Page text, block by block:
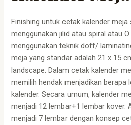
Finishing untuk cetak kalender
menggunakan jilid atau spiral atau
menggunakan teknik doff/
meja yang standar adalah 21 x 15
landscape. Dalam cetak kalender
memilih hendak menjadikan berapa
kalender. Secara umum, kalender
menjadi 12 lembar+1 lembar kover.
menjadi 7 lembar dengan konsep